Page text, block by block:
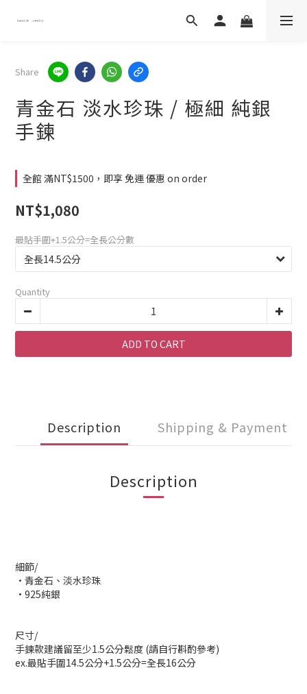
Share
青金石 淡水珍珠 / 極細 純銀
手鍊
全館 滿NT$1500，即享 免運 優惠 on order
NT$1,080
最貼手圍+1.5公分=全長公分數
Quantity
ADD TO CART
Description Shipping & Payment
Description
細節/
•青金石、淡水珍珠
•925純銀
尺寸/
手鍊款建議留至少1.5公分鬆度 (請自行斟酌參考)
ex.最貼手圍14.5公分+1.5公分=全長16公分